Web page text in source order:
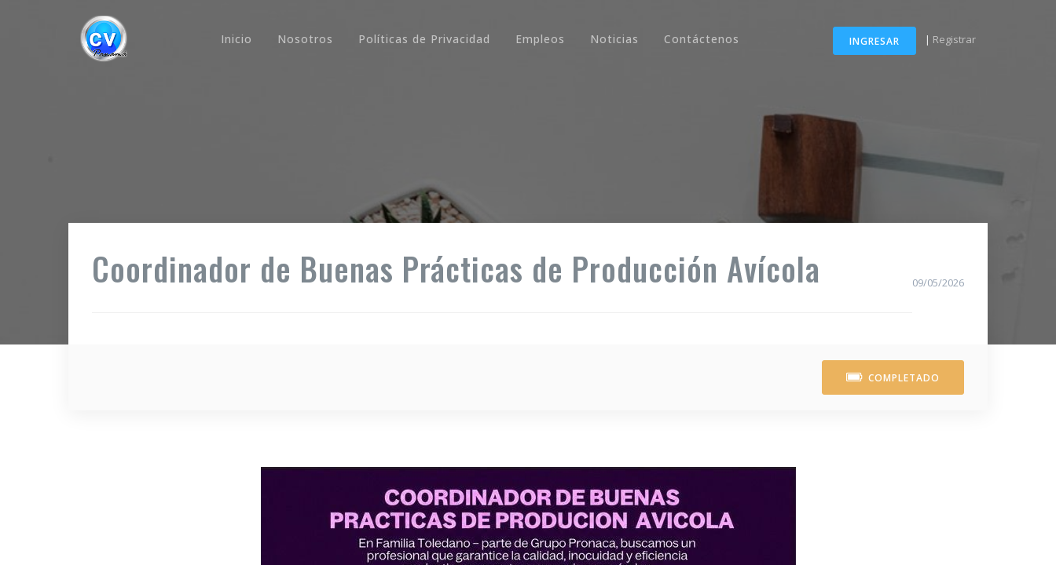
INGRESAR | Registrar
Inicio Nosotros Políticas de Privacidad Empleos Noticias Contáctenos
Coordinador de Buenas Prácticas de Producción Avícola 09/05/2026
COMPLETADO